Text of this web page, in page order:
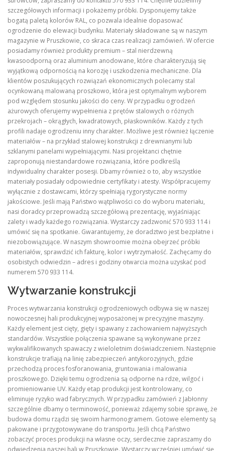
szczegółowych informacji i pokażemy próbki. Dysponujemy także
bogatą paletą kolorów RAL, co pozwala idealnie dopasować
ogrodzenie do elewacji budynku. Materiały składowane są w naszym
magazynie w Pruszkowie, co skraca czas realizacji zamówień. W ofercie
posiadamy również produkty premium – stal nierdzewną
kwasoodporną oraz aluminium anodowane, które charakteryzują się
wyjątkową odpornością na korozję i uszkodzenia mechaniczne. Dla
klientów poszukujących rozwiązań ekonomicznych polecamy stal
ocynkowaną malowaną proszkowo, która jest optymalnym wyborem
pod względem stosunku jakości do ceny. W przypadku ogrodzeń
ażurowych oferujemy wypełnienia z prętów stalowych o różnych
przekrojach – okrągłych, kwadratowych, płaskowników. Każdy z tych
profili nadaje ogrodzeniu inny charakter. Możliwe jest również łączenie
materiałów – na przykład stalowej konstrukcji z drewnianymi lub
szklanymi panelami wypełniającymi. Nasi projektanci chętnie
zaproponują niestandardowe rozwiązania, które podkreślą
indywidualny charakter posesji. Dbamy również o to, aby wszystkie
materiały posiadały odpowiednie certyfikaty i atesty. Współpracujemy
wyłącznie z dostawcami, którzy spełniają rygorystyczne normy
jakościowe. Jeśli mają Państwo wątpliwości co do wyboru materiału,
nasi doradcy przeprowadzą szczegółową prezentację, wyjaśniając
zalety i wady każdego rozwiązania. Wystarczy zadzwonić 570 933 114 i
umówić się na spotkanie. Gwarantujemy, że doradztwo jest bezpłatne i
niezobowiązujące. W naszym showroomie można obejrzeć próbki
materiałów, sprawdzić ich fakturę, kolor i wytrzymałość. Zachęcamy do
osobistych odwiedzin – adres i godziny otwarcia można uzyskać pod
numerem 570 933 114.
Wytwarzanie konstrukcji
Proces wytwarzania konstrukcji ogrodzeniowych odbywa się w naszej
nowoczesnej hali produkcyjnej wyposażonej w precyzyjne maszyny.
Każdy element jest cięty, gięty i spawany z zachowaniem najwyższych
standardów. Wszystkie połączenia spawane są wykonywane przez
wykwalifikowanych spawaczy z wieloletnim doświadczeniem. Następnie
konstrukcje trafiają na linię zabezpieczeń antykorozyjnych, gdzie
przechodzą proces fosforanowania, gruntowania i malowania
proszkowego. Dzięki temu ogrodzenia są odporne na rdze, wilgoć i
promieniowanie UV. Każdy etap produkcji jest kontrolowany, co
eliminuje ryzyko wad fabrycznych. W przypadku zamówień z Jabłonny
szczególnie dbamy o terminowość, ponieważ zdajemy sobie sprawę, że
budowa domu rządzi się swoim harmonogramem. Gotowe elementy są
pakowane i przygotowywane do transportu. Jeśli chcą Państwo
zobaczyć proces produkcji na własne oczy, serdecznie zapraszamy do